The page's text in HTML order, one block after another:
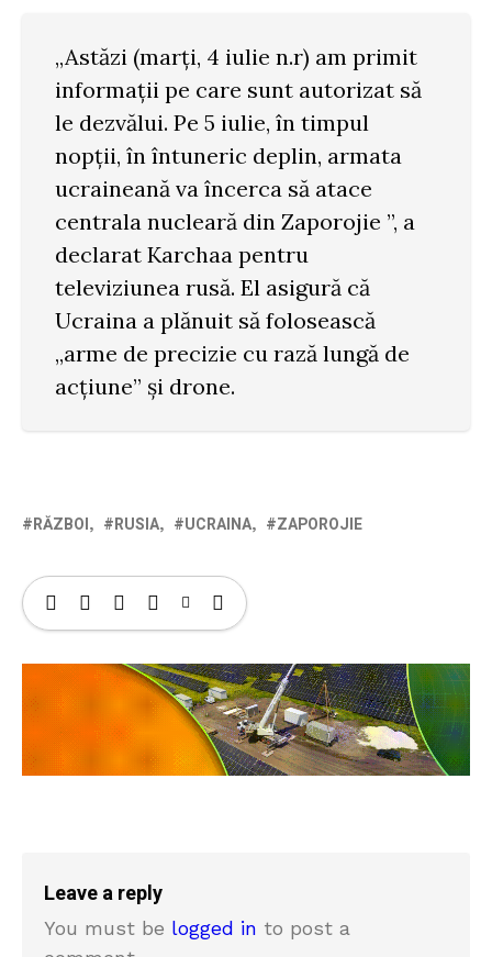
„Astăzi (marți, 4 iulie n.r) am primit
informații pe care sunt autorizat să
le dezvălui. Pe 5 iulie, în timpul
nopții, în întuneric deplin, armata
ucraineană va încerca să atace
centrala nucleară din Zaporojie ”, a
declarat Karchaa pentru
televiziunea rusă. El asigură că
Ucraina a plănuit să folosească
„arme de precizie cu rază lungă de
acțiune” și drone.
RĂZBOI RUSIA UCRAINA ZAPOROJIE
Leave a reply
You must be logged in to post a